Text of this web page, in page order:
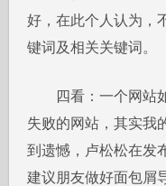
好，在此个人认为，
键词及相关关键词。
四看：一个网站如
失败的网站，其实我
到遗憾，卢松松在发
建议朋友做好面包屑